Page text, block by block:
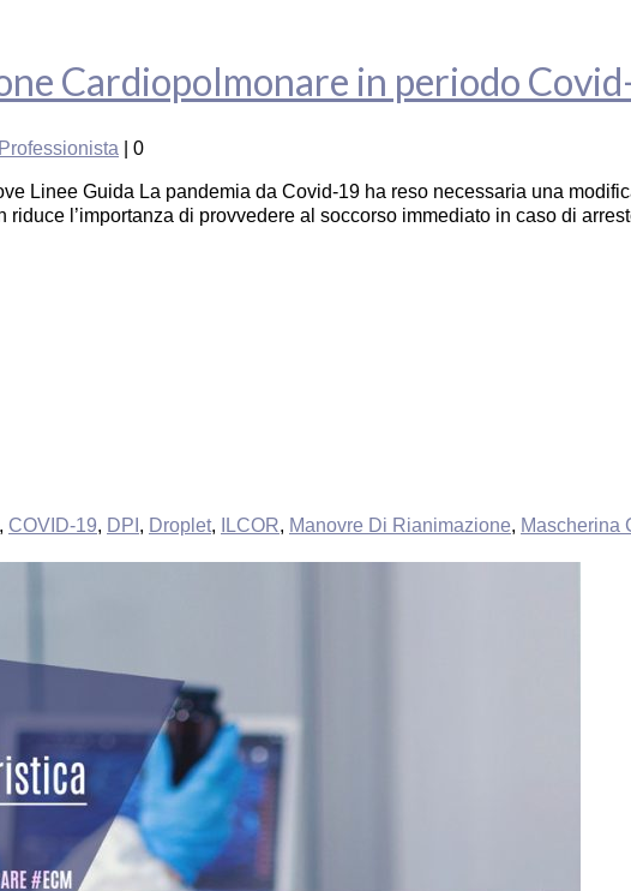
Cardiopolmonare in periodo
0
Linee Guida La pandemia da Covid-19 ha reso necessaria una
riduce l’importanza di provvedere al soccorso immediato in caso di
, COVID-19, DPI , Droplet, ILCOR, Manovre Di Rianimazione, Mascherina